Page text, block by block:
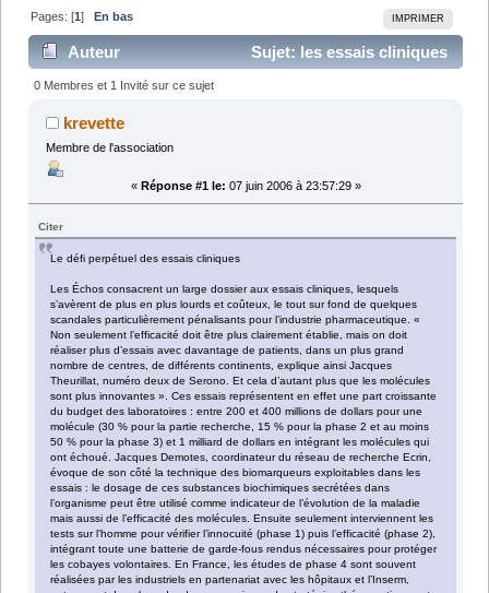
IMPRIMER
Pages: [1] En bas
Auteur
Sujet: les essais cliniques
(Lu 6974 fois)
0 Membres et 1 Invité sur ce sujet
krevette
Membre de l'association
« Réponse #1 le: 07 juin 2006 à 23:57:29 »
Citer
Le défi perpétuel des essais cliniques
Les Échos consacrent un large dossier aux essais cliniques, lesquels
s’avèrent de plus en plus lourds et coûteux, le tout sur fond de quelques
scandales particulièrement pénalisants pour l’industrie pharmaceutique. «
Non seulement l’efficacité doit être plus clairement établie, mais on doit
réaliser plus d’essais avec davantage de patients, dans un plus grand
nombre de centres, de différents continents, explique ainsi Jacques
Theurillat, numéro deux de Serono. Et cela d’autant plus que les molécules
sont plus innovantes ». Ces essais représentent en effet une part croissante
du budget des laboratoires : entre 200 et 400 millions de dollars pour une
molécule (30 % pour la partie recherche, 15 % pour la phase 2 et au moins
50 % pour la phase 3) et 1 milliard de dollars en intégrant les molécules qui
ont échoué. Jacques Demotes, coordinateur du réseau de recherche Ecrin,
évoque de son côté la technique des biomarqueurs exploitables dans les
essais : le dosage de ces substances biochimiques secrétées dans
l’organisme peut être utilisé comme indicateur de l’évolution de la maladie
mais aussi de l’efficacité des molécules. Ensuite seulement interviennent les
tests sur l’homme pour vérifier l’innocuité (phase 1) puis l’efficacité (phase 2),
intégrant toute une batterie de garde-fous rendus nécessaires pour protéger
les cobayes volontaires. En France, les études de phase 4 sont souvent
réalisées par les industriels en partenariat avec les hôpitaux et l’Inserm,